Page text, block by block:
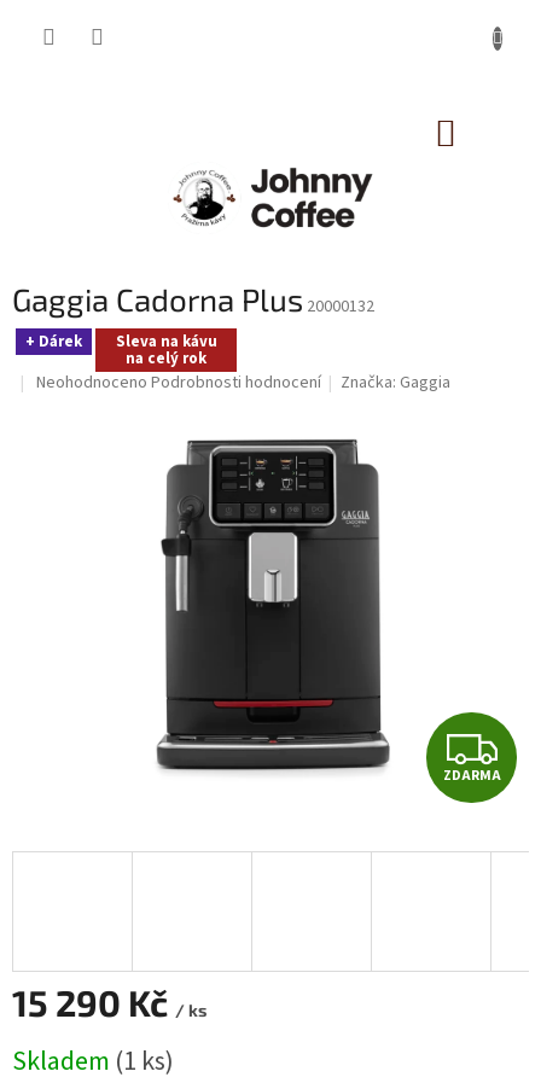
Gaggia Cadorna Plus 20000132
+ Dárek Sleva na kávu
na celý rok
Průměrné
Neohodnoceno Podrobnosti hodnocení Značka: Gaggia
Z
D
A
ZDARMA
15 290 Kč / ks
cena:
Skladem (1 ks)